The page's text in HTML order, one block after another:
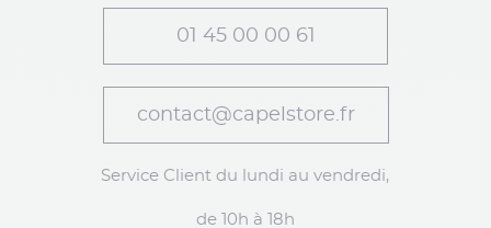
01 45 00 00 61
contact@capelstore.fr
Service Client du lundi au vendredi,
de 10h à 18h